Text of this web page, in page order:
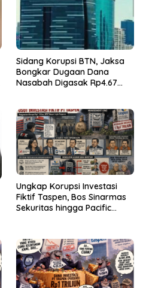
Sidang Korupsi BTN, Jaksa
Bongkar Dugaan Dana
Nasabah Digasak Rp4.67
Ungkap Korupsi Investasi
Fiktif Taspen, Bos Sinarmas
Sekuritas hingga Pacific